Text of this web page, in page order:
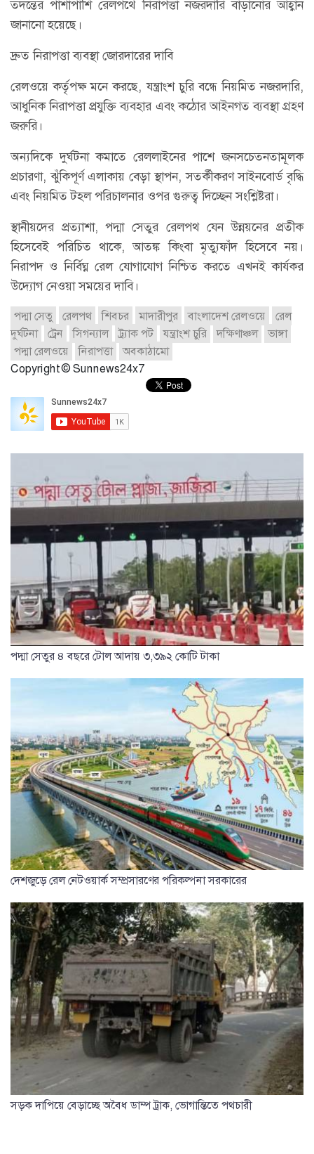
তদন্তের পাশাপাশি রেলপথে নিরাপত্তা নজরদারি বাড়ানোর আহ্বান
জানানো হয়েছে।
দ্রুত নিরাপত্তা ব্যবস্থা জোরদারের দাবি
রেলওয়ে কর্তৃপক্ষ মনে করছে, যন্ত্রাংশ চুরি বন্ধে নিয়মিত নজরদারি,
আধুনিক নিরাপত্তা প্রযুক্তি ব্যবহার এবং কঠোর আইনগত ব্যবস্থা গ্রহণ
জরুরি।
অন্যদিকে দুর্ঘটনা কমাতে রেললাইনের পাশে জনসচেতনতামূলক
প্রচারণা, ঝুঁকিপূর্ণ এলাকায় বেড়া স্থাপন, সতর্কীকরণ সাইনবোর্ড বৃদ্ধি
এবং নিয়মিত টহল পরিচালনার ওপর গুরুত্ব দিচ্ছেন সংশ্লিষ্টরা।
স্থানীয়দের প্রত্যাশা, পদ্মা সেতুর রেলপথ যেন উন্নয়নের প্রতীক
হিসেবেই পরিচিত থাকে, আতঙ্ক কিংবা মৃত্যুফাঁদ হিসেবে নয়।
নিরাপদ ও নির্বিঘ্ন রেল যোগাযোগ নিশ্চিত করতে এখনই কার্যকর
উদ্যোগ নেওয়া সময়ের দাবি।
পদ্মা সেতু রেলপথ শিবচর মাদারীপুর বাংলাদেশ রেলওয়ে
রেল
দুর্ঘটনা
ট্রেন সিগন্যাল ট্র্যাক পট যন্ত্রাংশ চুরি দক্ষিণাঞ্চল
ভাঙ্গা
পদ্মা রেলওয়ে
নিরাপত্তা
অবকাঠামো
Copyright © Sunnews24x7
পদ্মা সেতুর ৪ বছরে টোল আদায় ৩,৩৯২ কোটি টাকা
দেশজুড়ে রেল নেটওয়ার্ক সম্প্রসারণের পরিকল্পনা সরকারের
সড়ক দাপিয়ে বেড়াচ্ছে অবৈধ ডাম্প ট্রাক, ভোগান্তিতে পথচারী